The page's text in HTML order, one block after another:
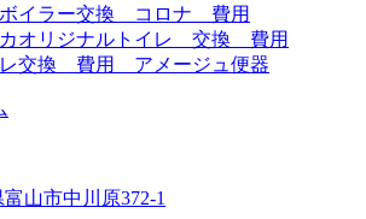
イラー交換 コロナ 費用
オリジナルトイレ 交換 費用
交換 費用 アメージュ便器
山市中川原372-1